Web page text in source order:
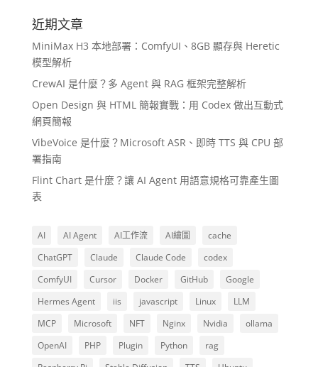
近期文章
MiniMax H3 本地部署：ComfyUI、8GB 顯存與 Heretic
模型解析
CrewAI 是什麼？多 Agent 與 RAG 框架完整解析
Open Design 與 HTML 簡報實戰：用 Codex 做出互動式
網頁簡報
VibeVoice 是什麼？Microsoft ASR、即時 TTS 與 CPU 部
署指南
Flint Chart 是什麼？讓 AI Agent 用語意規格可靠產生圖
表
AI AI Agent AI工作流 AI繪圖
cache
ChatGPT
Claude Claude Code
codex
ComfyUI
Cursor Docker GitHub
Google
Hermes Agent
iis javascript Linux
LLM
MCP
Microsoft NFT Nginx Nvidia
ollama
OpenAI
PHP Plugin Python
rag